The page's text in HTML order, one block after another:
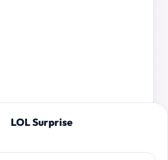
LOL Surprise